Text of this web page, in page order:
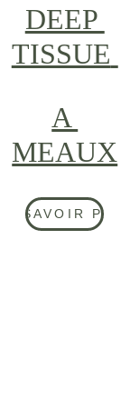
DEEP
TISSUE
A
MEAUX
SAVOIR PLUS